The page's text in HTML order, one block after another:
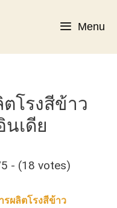
Menu
โรงสีข้าว
นเดีย
- (18 votes)
รผลิตโรงสีข้าว